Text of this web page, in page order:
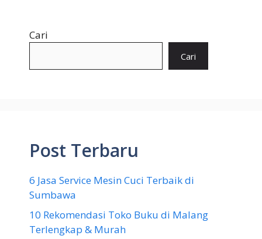
Cari
Cari
Post Terbaru
6 Jasa Service Mesin Cuci Terbaik di
Sumbawa
10 Rekomendasi Toko Buku di Malang
Terlengkap & Murah